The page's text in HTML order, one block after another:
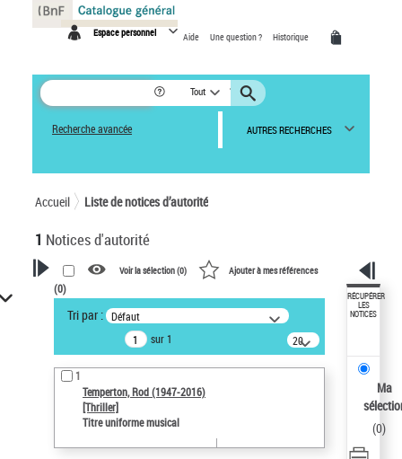
Espace personnel Aide Une question ? Historique
Tout
Recherche avancée AUTRES RECHERCHES
Accueil Liste de notices d’autorité
1 Notices d'autorité
VOTRE RECHERCHE
Recherche avancée dans les
notices d’autorité
Œuvres liées à l'auteur :
Temperton, Rod (1947-2016)
Voir la sélection (0) Ajouter à mes références
(0)
Tri par : Défaut
sur 1
20
résultats/page
1
Temperton, Rod (1947-2016)
[Thriller]
Titre uniforme musical
RÉCUPÉRER
LES
NOTICES
Ma
(0)
Panneau de gestion des cookies